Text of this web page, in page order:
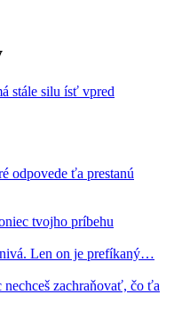
stále silu ísť vpred
odpovede ťa prestanú
tvojho príbehu
Len on je prefíkaný…
zachraňovať, čo ťa